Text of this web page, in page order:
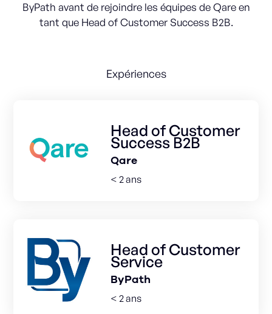
ByPath avant de rejoindre les équipes de Qare en
tant que Head of Customer Success B2B.
Expériences
Head of Customer
Success B2B
Qare
< 2 ans
Head of Customer
Service
ByPath
< 2 ans